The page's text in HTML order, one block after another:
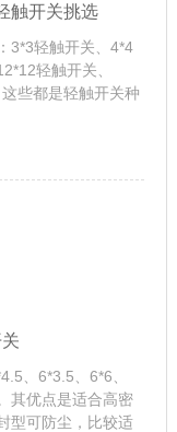
触开关挑选
3*3轻触开关、4*4
轻触开关、
些都是轻触开关种
、6*3.5、6*6、
其优点是适合高密
型可防尘，比较适